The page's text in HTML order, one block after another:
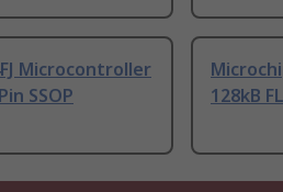
Microcontroller
SSOP
128kB